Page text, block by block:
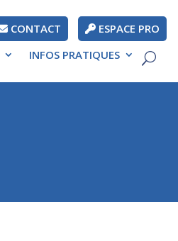
CONTACT
ESPACE PRO
INFOS PRATIQUES